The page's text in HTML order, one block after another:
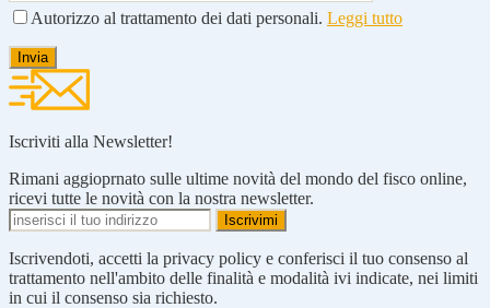
Autorizzo al trattamento dei dati personali. Leggi tutto
Iscriviti alla Newsletter!
Rimani aggioprnato sulle ultime novità del mondo del fisco online,
ricevi tutte le novità con la nostra newsletter.
Iscrivendoti, accetti la privacy policy e conferisci il tuo consenso al
trattamento nell'ambito delle finalità e modalità ivi indicate, nei limiti
in cui il consenso sia richiesto.